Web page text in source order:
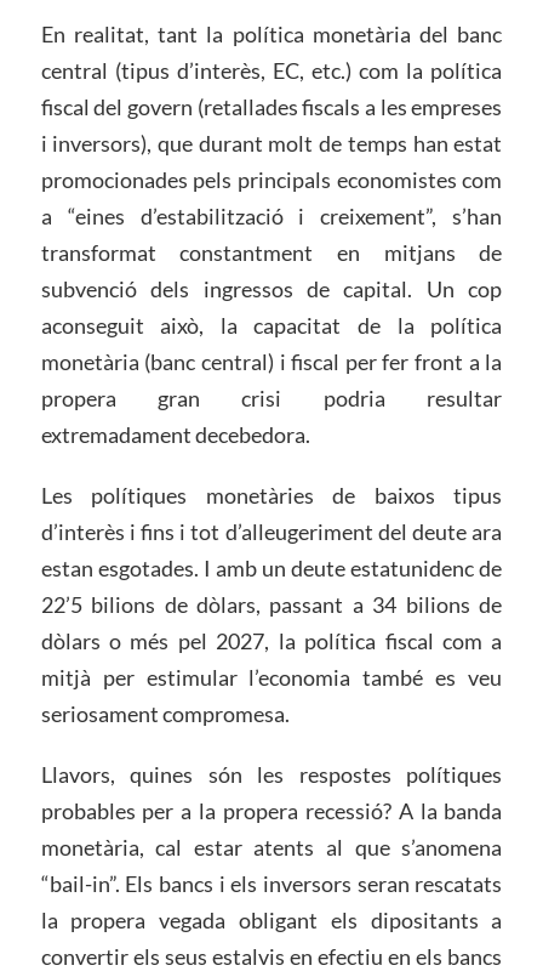
En realitat, tant la política monetària del banc
central (tipus d’interès, EC, etc.) com la política
fiscal del govern (retallades fiscals a les empreses
i inversors), que durant molt de temps han estat
promocionades pels principals economistes com
a “eines d’estabilització i creixement”, s’han
transformat constantment en mitjans de
subvenció dels ingressos de capital. Un cop
aconseguit això, la capacitat de la política
monetària (banc central) i fiscal per fer front a la
propera gran crisi podria resultar
extremadament decebedora.
Les polítiques monetàries de baixos tipus
d’interès i fins i tot d’alleugeriment del deute ara
estan esgotades. I amb un deute estatunidenc de
22’5 bilions de dòlars, passant a 34 bilions de
dòlars o més pel 2027, la política fiscal com a
mitjà per estimular l’economia també es veu
seriosament compromesa.
Llavors, quines són les respostes polítiques
probables per a la propera recessió? A la banda
monetària, cal estar atents al que s’anomena
“bail-in”. Els bancs i els inversors seran rescatats
la propera vegada obligant els dipositants a
convertir els seus estalvis en efectiu en els bancs